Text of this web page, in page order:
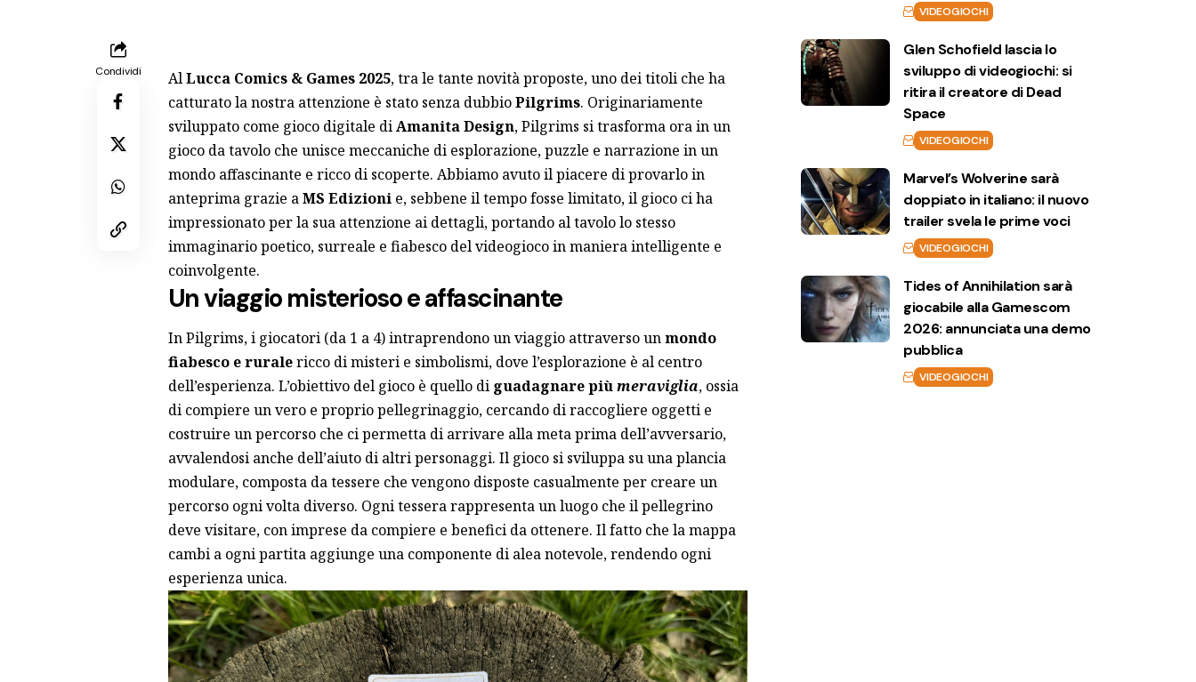
Condividi AlLucca Comics & Games 2025, tra le tante novità proposte, uno dei titoli che ha
catturato la nostra attenzione è stato senza dubbioPilgrims. Originariamente
sviluppato come gioco digitale diAmanita Design, Pilgrims si trasforma ora in un
gioco da tavolo che unisce meccaniche di esplorazione, puzzle e narrazione in un
mondo affascinante e ricco di scoperte. Abbiamo avuto il piacere di provarlo in
anteprima grazie aMS Edizionie, sebbene il tempo fosse limitato, il gioco ci ha
impressionato per la sua attenzione ai dettagli, portando al tavolo lo stesso
immaginario poetico, surreale e fiabesco del videogioco in maniera intelligente e
coinvolgente.
Un viaggio misterioso e affascinante
In Pilgrims, i giocatori (da 1 a 4) intraprendono un viaggio attraverso unmondo
fiabesco e ruralericco di misteri e simbolismi, dove l’esplorazione è al centro
dell’esperienza. L’obiettivo del gioco è quello di guadagnare piùmeraviglia, ossia
di compiere un vero e proprio pellegrinaggio, cercando di raccogliere oggetti e
costruire un percorso che ci permetta di arrivare alla meta prima dell’avversario,
avvalendosi anche dell’aiuto di altri personaggi. Il gioco si sviluppa su una plancia
modulare, composta da tessere che vengono disposte casualmente per creare un
percorso ogni volta diverso. Ogni tessera rappresenta un luogo che il pellegrino
deve visitare, con imprese da compiere e benefici da ottenere. Il fatto che la mappa
cambi a ogni partita aggiunge una componente di alea notevole, rendendo ogni
esperienza unica.
VIDEOGIOCHI
Glen Schofield lascia lo
sviluppo di videogiochi: si
ritira il creatore di Dead
Space
VIDEOGIOCHI
Marvel’s Wolverine sarà
doppiato in italiano: il nuovo
trailer svela le prime voci
VIDEOGIOCHI
Tides of Annihilation sarà
giocabile alla Gamescom
2026: annunciata una demo
pubblica
VIDEOGIOCHI